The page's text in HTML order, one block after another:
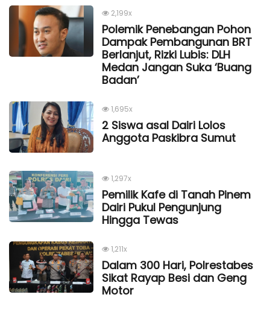
2,199x
Polemik Penebangan Pohon
Dampak Pembangunan BRT
Berlanjut, Rizki Lubis: DLH
Medan Jangan Suka ‘Buang
Badan’
1,695x
2 Siswa asal Dairi Lolos
Anggota Paskibra Sumut
1,297x
Pemilik Kafe di Tanah Pinem
Dairi Pukul Pengunjung
Hingga Tewas
1,211x
Dalam 300 Hari, Polrestabes
Sikat Rayap Besi dan Geng
Motor